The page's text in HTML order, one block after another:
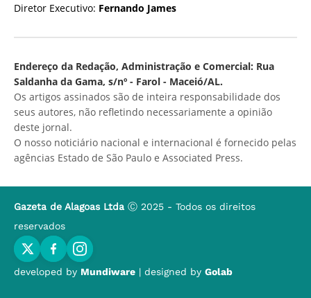
Diretor Executivo: Fernando James
Endereço da Redação, Administração e Comercial: Rua
Saldanha da Gama, s/nº - Farol - Maceió/AL.
Os artigos assinados são de inteira responsabilidade dos
seus autores, não refletindo necessariamente a opinião
deste jornal.
O nosso noticiário nacional e internacional é fornecido pelas
agências Estado de São Paulo e Associated Press.
Gazeta de Alagoas Ltda Ⓒ 2025 - Todos os direitos
reservados
developed by Mundiware | designed by Golab